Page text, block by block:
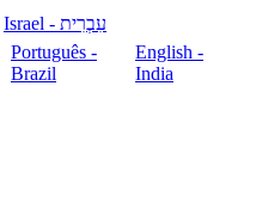
עִבְרִית - Israel
Português -
Brazil
English -
India